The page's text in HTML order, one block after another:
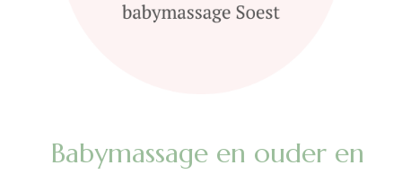
Babymassage en ouder en